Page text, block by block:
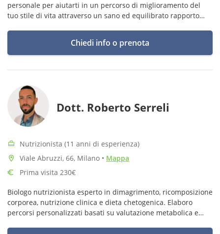
personale per aiutarti in un percorso di miglioramento del
tuo stile di vita attraverso un sano ed equilibrato rapporto
Chiedi info o prenota
Dott. Roberto Serreli
Nutrizionista (11 anni di esperienza)
Viale Abruzzi, 66, Milano • Mappa
Prima visita 230€
Biologo nutrizionista esperto in dimagrimento, ricomposizione
corporea, nutrizione clinica e dieta chetogenica. Elaboro
percorsi personalizzati basati su valutazione metabolica e